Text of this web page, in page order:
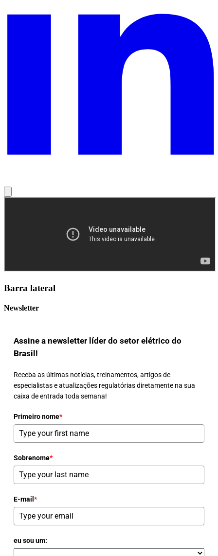
Barra lateral
Newsletter
Assine a newsletter líder do setor elétrico do
Brasil!
Receba as últimas notícias, treinamentos, artigos de
especialistas e atualizações regulatórias diretamente na sua
caixa de entrada toda semana!
Primeiro nome*
Sobrenome*
E-mail *
eu sou um: